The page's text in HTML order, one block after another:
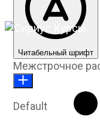
Читабельный шрифт
Межстрочное
Default